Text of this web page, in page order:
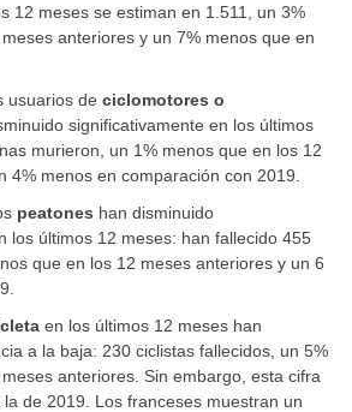
12 meses se estiman en 1.511, un 3%
anteriores y un 7% menos que en
usuarios de ciclomotores o
significativamente en los últimos
murieron, un 1% menos que en los 12
4% menos en comparación con 2019.
peatones han disminuido
los últimos 12 meses: han fallecido 455
que en los 12 meses anteriores y un 6
en los últimos 12 meses han
a la baja: 230 ciclistas fallecidos, un 5%
anteriores. Sin embargo, esta cifra
de 2019. Los franceses muestran un